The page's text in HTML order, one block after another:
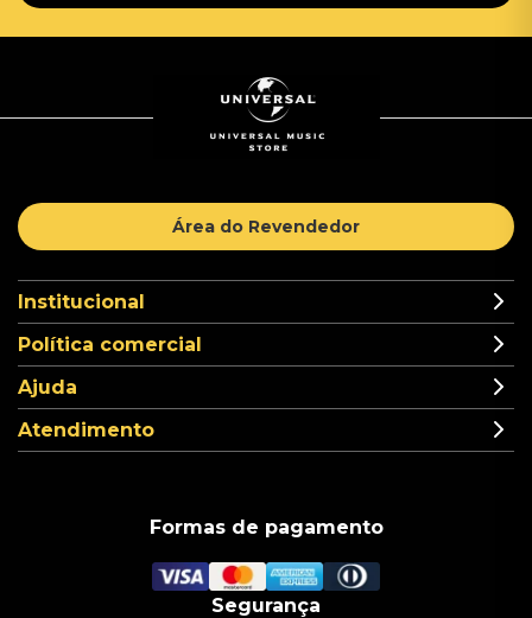
Área do Revendedor
Institucional
Política comercial
Ajuda
Atendimento
Formas de pagamento
Segurança